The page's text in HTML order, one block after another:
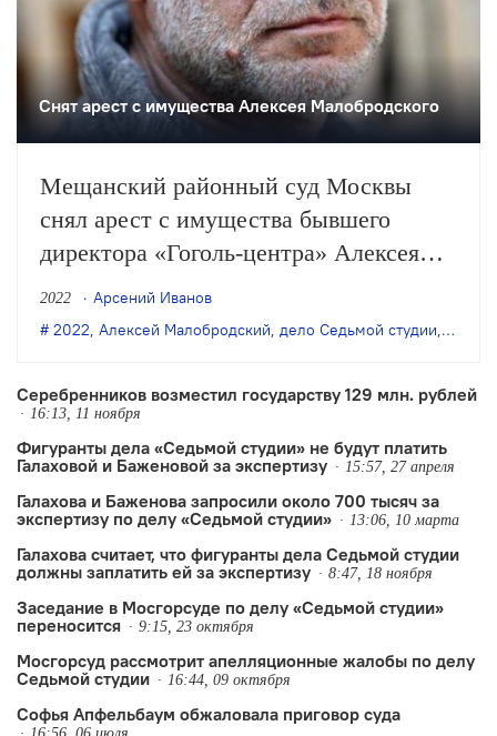
Снят арест с имущества Алексея Малобродского
Мещанский районный суд Москвы
снял арест с имущества бывшего
директора «Гоголь-центра» Алексея
Малобродского, осуждённого на два
года условно по делу «Седьмой
2022
Арсений Иванов
2022, Алексей Малобродский, дело Седьмой студии,
Серебренников возместил государству 129 млн. рублей
16:13, 11 ноября
Фигуранты дела «Седьмой студии» не будут платить
Галаховой и Баженовой за экспертизу
15:57, 27 апреля
Галахова и Баженова запросили около 700 тысяч за
экспертизу по делу «Седьмой студии»
13:06, 10 марта
Галахова считает, что фигуранты дела Седьмой студии
должны заплатить ей за экспертизу
8:47, 18 ноября
Заседание в Мосгорсуде по делу «Седьмой студии»
переносится
9:15, 23 октября
Мосгорсуд рассмотрит апелляционные жалобы по делу
Седьмой студии
16:44, 09 октября
Софья Апфельбаум обжаловала приговор суда